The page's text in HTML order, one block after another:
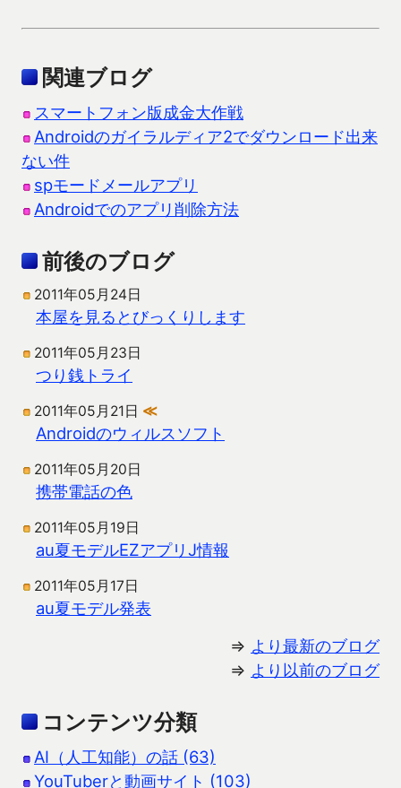
関連ブログ
スマートフォン版成金大作戦
Androidのガイラルディア2でダウンロード出来
ない件
spモードメールアプリ
Androidでのアプリ削除方法
前後のブログ
2011年05月24日
本屋を見るとびっくりします
2011年05月23日
つり銭トライ
2011年05月21日 ≪
Androidのウィルスソフト
2011年05月20日
携帯電話の色
2011年05月19日
au夏モデルEZアプリJ情報
2011年05月17日
au夏モデル発表
⇒ より最新のブログ
⇒ より以前のブログ
コンテンツ分類
AI（人工知能）の話 (63)
YouTuberと動画サイト (103)